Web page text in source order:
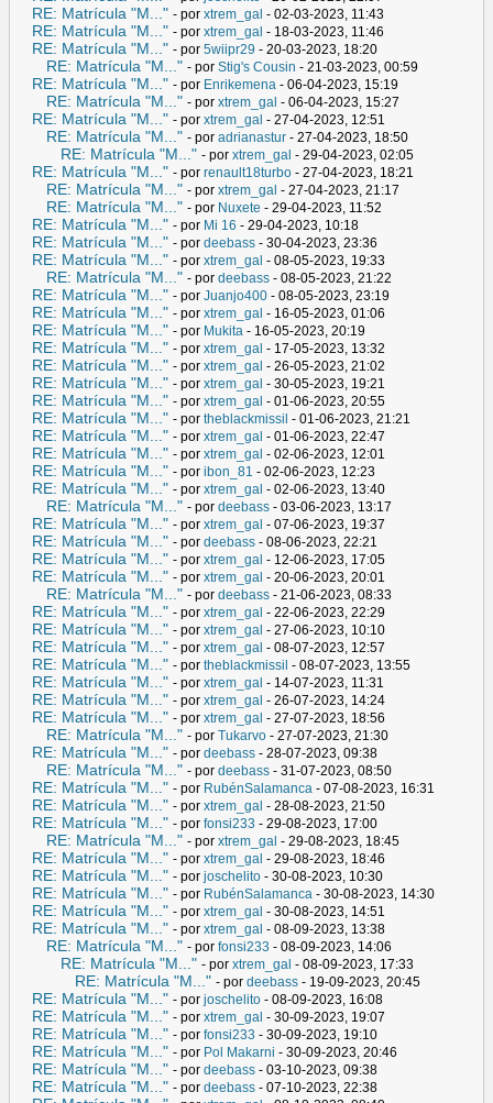
RE: Matrícula "M..." - por xtrem_gal - 02-03-2023, 11:43
RE: Matrícula "M..." - por xtrem_gal - 18-03-2023, 11:46
RE: Matrícula "M..." - por 5wiipr29 - 20-03-2023, 18:20
RE: Matrícula "M..." - por Stig's Cousin - 21-03-2023, 00:59
RE: Matrícula "M..." - por Enrikemena - 06-04-2023, 15:19
RE: Matrícula "M..." - por xtrem_gal - 06-04-2023, 15:27
RE: Matrícula "M..." - por xtrem_gal - 27-04-2023, 12:51
RE: Matrícula "M..." - por adrianastur - 27-04-2023, 18:50
RE: Matrícula "M..." - por xtrem_gal - 29-04-2023, 02:05
RE: Matrícula "M..." - por renault18turbo - 27-04-2023, 18:21
RE: Matrícula "M..." - por xtrem_gal - 27-04-2023, 21:17
RE: Matrícula "M..." - por Nuxete - 29-04-2023, 11:52
RE: Matrícula "M..." - por Mi 16 - 29-04-2023, 10:18
RE: Matrícula "M..." - por deebass - 30-04-2023, 23:36
RE: Matrícula "M..." - por xtrem_gal - 08-05-2023, 19:33
RE: Matrícula "M..." - por deebass - 08-05-2023, 21:22
RE: Matrícula "M..." - por Juanjo400 - 08-05-2023, 23:19
RE: Matrícula "M..." - por xtrem_gal - 16-05-2023, 01:06
RE: Matrícula "M..." - por Mukita - 16-05-2023, 20:19
RE: Matrícula "M..." - por xtrem_gal - 17-05-2023, 13:32
RE: Matrícula "M..." - por xtrem_gal - 26-05-2023, 21:02
RE: Matrícula "M..." - por xtrem_gal - 30-05-2023, 19:21
RE: Matrícula "M..." - por xtrem_gal - 01-06-2023, 20:55
RE: Matrícula "M..." - por theblackmissil - 01-06-2023, 21:21
RE: Matrícula "M..." - por xtrem_gal - 01-06-2023, 22:47
RE: Matrícula "M..." - por xtrem_gal - 02-06-2023, 12:01
RE: Matrícula "M..." - por ibon_81 - 02-06-2023, 12:23
RE: Matrícula "M..." - por xtrem_gal - 02-06-2023, 13:40
RE: Matrícula "M..." - por deebass - 03-06-2023, 13:17
RE: Matrícula "M..." - por xtrem_gal - 07-06-2023, 19:37
RE: Matrícula "M..." - por deebass - 08-06-2023, 22:21
RE: Matrícula "M..." - por xtrem_gal - 12-06-2023, 17:05
RE: Matrícula "M..." - por xtrem_gal - 20-06-2023, 20:01
RE: Matrícula "M..." - por deebass - 21-06-2023, 08:33
RE: Matrícula "M..." - por xtrem_gal - 22-06-2023, 22:29
RE: Matrícula "M..." - por xtrem_gal - 27-06-2023, 10:10
RE: Matrícula "M..." - por xtrem_gal - 08-07-2023, 12:57
RE: Matrícula "M..." - por theblackmissil - 08-07-2023, 13:55
RE: Matrícula "M..." - por xtrem_gal - 14-07-2023, 11:31
RE: Matrícula "M..." - por xtrem_gal - 26-07-2023, 14:24
RE: Matrícula "M..." - por xtrem_gal - 27-07-2023, 18:56
RE: Matrícula "M..." - por Tukarvo - 27-07-2023, 21:30
RE: Matrícula "M..." - por deebass - 28-07-2023, 09:38
RE: Matrícula "M..." - por deebass - 31-07-2023, 08:50
RE: Matrícula "M..." - por RubénSalamanca - 07-08-2023, 16:31
RE: Matrícula "M..." - por xtrem_gal - 28-08-2023, 21:50
RE: Matrícula "M..." - por fonsi233 - 29-08-2023, 17:00
RE: Matrícula "M..." - por xtrem_gal - 29-08-2023, 18:45
RE: Matrícula "M..." - por xtrem_gal - 29-08-2023, 18:46
RE: Matrícula "M..." - por joschelito - 30-08-2023, 10:30
RE: Matrícula "M..." - por RubénSalamanca - 30-08-2023, 14:30
RE: Matrícula "M..." - por xtrem_gal - 30-08-2023, 14:51
RE: Matrícula "M..." - por xtrem_gal - 08-09-2023, 13:38
RE: Matrícula "M..." - por fonsi233 - 08-09-2023, 14:06
RE: Matrícula "M..." - por xtrem_gal - 08-09-2023, 17:33
RE: Matrícula "M..." - por deebass - 19-09-2023, 20:45
RE: Matrícula "M..." - por joschelito - 08-09-2023, 16:08
RE: Matrícula "M..." - por xtrem_gal - 30-09-2023, 19:07
RE: Matrícula "M..." - por fonsi233 - 30-09-2023, 19:10
RE: Matrícula "M..." - por Pol Makarni - 30-09-2023, 20:46
RE: Matrícula "M..." - por deebass - 03-10-2023, 09:38
RE: Matrícula "M..." - por deebass - 07-10-2023, 22:38